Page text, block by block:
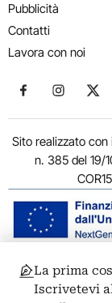
Pubblicità
Contatti
Lavora con noi
Seguici su
Seguici
Sito realizzato
n. 385 del 19/
© 2011-2026
00186 Roma - P.I.
La prima
Iscrivetevi